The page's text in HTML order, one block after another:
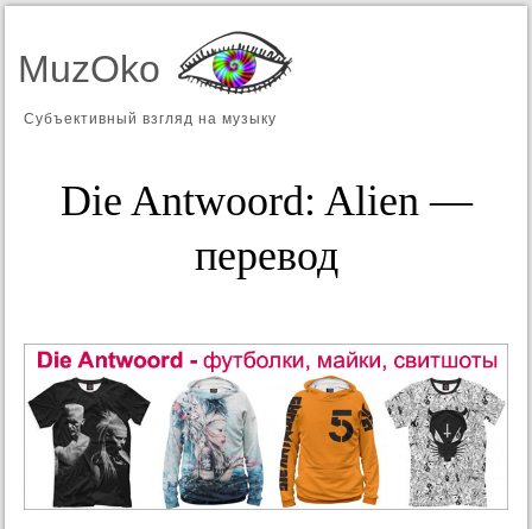
MuzOko
Субъективный взгляд на музыку
Die Antwoord: Alien —
перевод